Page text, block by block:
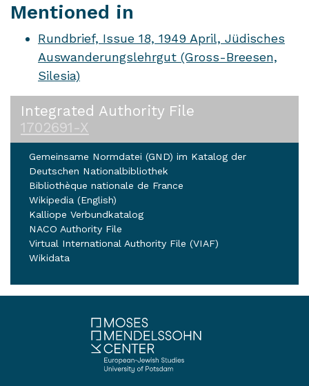
Mentioned in
Rundbrief, Issue 18, 1949 April, Jüdisches
Auswanderungslehrgut (Gross-Breesen,
Silesia)
Integrated Authority File
1702691-X
Gemeinsame Normdatei (GND) im Katalog der
Deutschen Nationalbibliothek
Bibliothèque nationale de France
Wikipedia (English)
Kalliope Verbundkatalog
NACO Authority File
Virtual International Authority File (VIAF)
Wikidata